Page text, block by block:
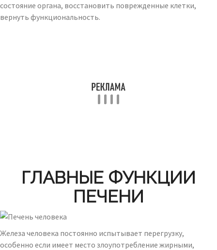
состояние органа, восстановить поврежденные клетки,
вернуть функциональность.
ГЛАВНЫЕ ФУНКЦИИ
ПЕЧЕНИ
Железа человека постоянно испытывает перегрузку,
особенно если имеет место злоупотребление жирными,